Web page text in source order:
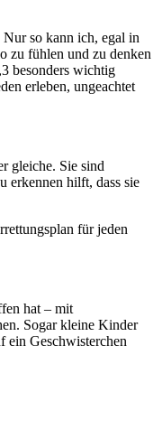
so kann ich, egal in
zu fühlen und zu denken
besonders wichtig
erleben, ungeachtet
gleiche. Sie sind
erkennen hilft, dass sie
für jeden
hat – mit
Sogar kleine Kinder
ein Geschwisterchen